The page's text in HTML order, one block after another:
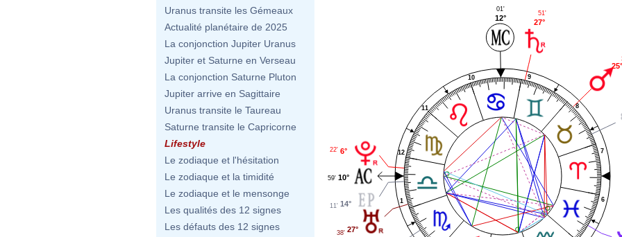
Uranus transite les Gémeaux
Actualité planétaire de 2025
La conjonction Jupiter Uranus
Jupiter et Saturne en Verseau
La conjonction Saturne Pluton
Jupiter arrive en Sagittaire
Uranus transite le Taureau
Saturne transite le Capricorne
Lifestyle
Le zodiaque et l'hésitation
Le zodiaque et la timidité
Le zodiaque et le mensonge
Les qualités des 12 signes
Les défauts des 12 signes
1 6
7
8
9
10
11
12
25°
27°
51'
12°
01'
6°
22'
10°
59'
14°
11'
27°
38'